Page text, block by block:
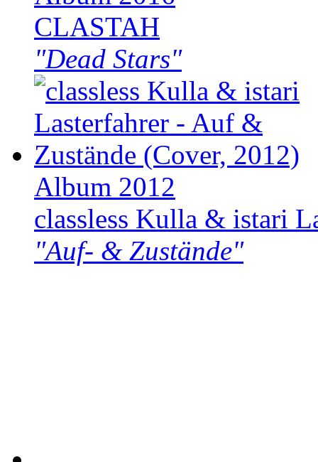
CLASTAH
"Dead Stars"
Album 2012
classless Kulla & istari
"Auf- & Zustände"